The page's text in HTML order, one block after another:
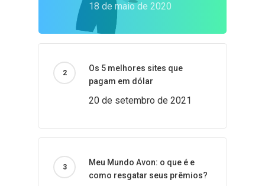
18 de maio de 2020
Os 5 melhores sites que
pagam em dólar
20 de setembro de 2021
Meu Mundo Avon: o que é e
como resgatar seus prêmios?